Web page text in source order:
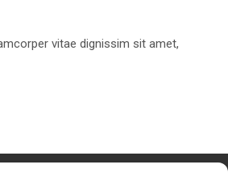
vitae dignissim sit amet,